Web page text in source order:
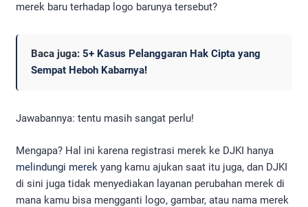
merek baru terhadap logo barunya tersebut?
Baca juga: 5+ Kasus Pelanggaran Hak Cipta yang
Sempat Heboh Kabarnya!
Jawabannya: tentu masih sangat perlu!
Mengapa? Hal ini karena registrasi merek ke DJKI hanya
melindungi merek yang kamu ajukan saat itu juga, dan DJKI
di sini juga tidak menyediakan layanan perubahan merek di
mana kamu bisa mengganti logo, gambar, atau nama merek